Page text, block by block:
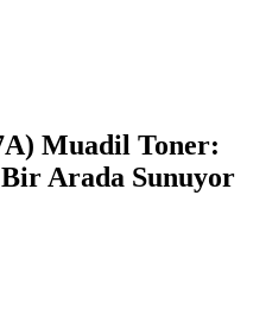
Muadil Toner:
Arada Sunuyor